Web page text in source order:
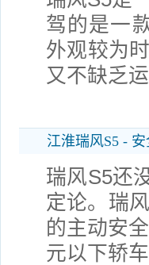
驾的是一
外观较为
又不缺乏
江淮瑞风S5 -
瑞风S5还
定论。瑞
的主动安
元以下轿